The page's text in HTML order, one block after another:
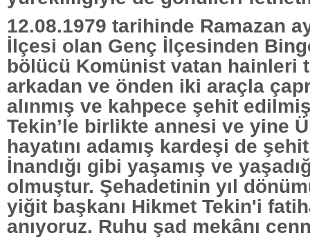
12.08.1979 tarihinde Ramazan
İlçesi olan Genç İlçesinden
bölücü Komünist vatan hainleri
arkadan ve önden iki araçla
alınmış ve kahpece şehit
Tekin’le birlikte annesi ve yine
hayatını adamış kardeşi de
İnandığı gibi yaşamış ve
olmuştur. Şehadetinin yıl
yiğit başkanı Hikmet Tekin'i
anıyoruz. Ruhu şad mekânı